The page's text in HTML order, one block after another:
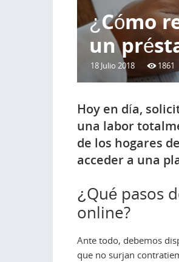
¿Cómo
un
18 Julio 2018 1861
Hoy en día,
una labor
de los hogares
acceder a una
¿Qué pasos
online?
Ante todo, debemos
que no surjan